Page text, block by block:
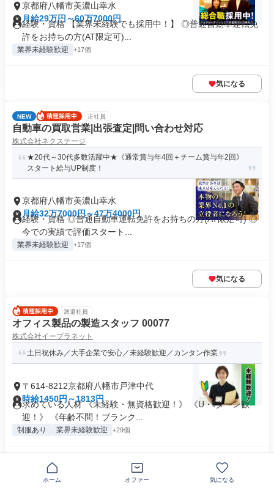
京都府八幡市美濃山幸水
月給29万円～60万7000円
経験・資格 【業界未経験でも採用中！】 ◎普通自動車運転免
許をお持ちの方(AT限定可)...
業界未経験歓迎 +17個
気になる
NEW 正社員
自動車の買取営業|出張査定|問い合わせ対応
株式会社ネクステージ
★20代～30代多数活躍中★《通常賞与年4回＋チーム賞与年2回》
スタート給与UP制度！
京都府八幡市美濃山幸水
月給32万7000円～47万4000円
経験・資格 ◎普通自動車運転免許をお持ちの方(AT限定可) ◎
今での実績で評価スタート...
業界未経験歓迎 +17個
気になる
派遣社員
オフィス製品の製造スタッフ 00077
株式会社イープラネット
土日祝休み／大手企業で安心／未経験歓迎／カンタン作業
〒614-8212京都府八幡市戸津中代
時給1450円～1813円
求めている人材 《未経験・無資格歓迎！》 《U・Iターン歓
迎！》 《年齢不問！ブランク...
制服あり 業界未経験歓迎 +29個
気になる
ホーム オファー 気になる